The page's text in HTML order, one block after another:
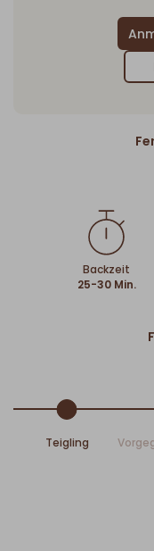
Backzeit
25-30 Min.
Teigling